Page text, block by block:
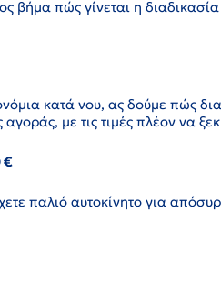
βήμα πώς γίνεται η
κατά νου, ας δούμε πώς
με τις τιμές πλέον να
€
παλιό αυτοκίνητο για